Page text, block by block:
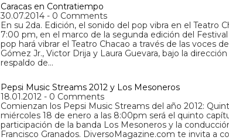
Caracas en Contratiempo
30.07.2014 - 0 Comments
En su 2da. Edición, el sonido del pop vibra en el Teatro
7:00 pm, en el marco de la segunda edición del
pop hará vibrar el Teatro Chacao a través de las voces
Gómez Jr., Victor Drija y Laura Guevara, bajo la
respaldo de…
Pepsi Music Streams 2012 y Los Mesoneros
18.01.2012 - 0 Comments
Comienzan los Pepsi Music Streams del año 2012:
miércoles 18 de enero a las 8:00pm será el quinto
participación de la banda Los Mesoneros y la
Francisco Granados. DiversoMagazine.com te invita a